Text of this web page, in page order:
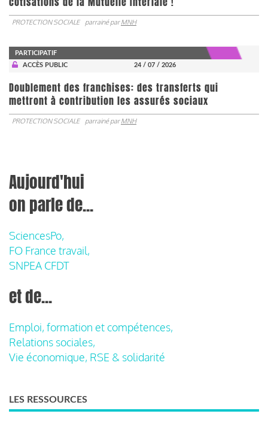
PROTECTION SOCIALE parrainé parMNH
PARTICIPATIF
ACCÈS PUBLIC
24 / 07 / 2026
Doublement des franchises: des transferts qui
mettront à contribution les assurés sociaux
PROTECTION SOCIALE parrainé parMNH
Aujourd'hui
on parle de...
SciencesPo,
FO France travail,
SNPEA CFDT
et de...
Emploi, formation et compétences,
Relations sociales,
Vie économique, RSE & solidarité
LES RESSOURCES